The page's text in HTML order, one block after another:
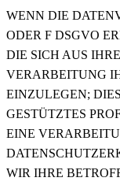
WENN DIE
ODER F DSGVO
DIE SICH AUS
VERARBEITUNG
EINZULEGEN;
GESTÜTZTES
EINE
WIR IHRE